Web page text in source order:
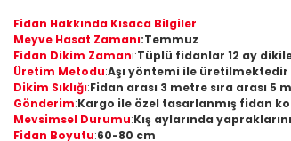
Fidan Hakkında Kısaca Bilgiler
Meyve Hasat Zamanı:Temmuz
Fidan Dikim Zamanı:Tüplü fidanlar 12 ay
Üretim Metodu:Aşı yöntemi ile üretilmektedir
Dikim Sıklığı:Fidan arası 3 metre sıra arası 5
Gönderim:Kargo ile özel tasarlanmış fidan
Mevsimsel Durumu:Kış aylarında
Fidan Boyutu:60-80 cm